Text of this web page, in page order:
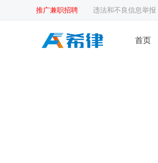
推广兼职招聘 违法和不良信息举报
首页